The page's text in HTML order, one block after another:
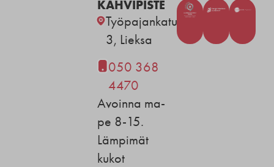
KAHVIPISTE
Työpajankatu
3, Lieksa
050 368
4470
Avoinna ma-
pe 8-15.
Lämpimät
kukot